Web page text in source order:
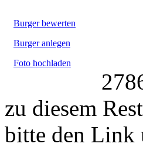
Burger bewerten
Burger anlegen
Foto hochladen
zu diesem
bitte den Link